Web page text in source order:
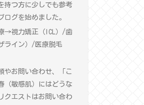
持つ方に少しでも参考
ログを始めました。
→視力矯正（ICL）/歯
ライン）/医療脱毛
やお問い合わせ、「こ
（敏感肌）にはどうな
クエストはお問い合わ